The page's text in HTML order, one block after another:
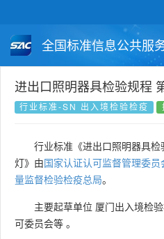
全国标准信息公共服
国家标准 行业
国外标准 技术委
进出口照明器具检验规程
行业标准-SN 出入境检验检疫
行业标准《进出口照明器具
灯》由国家认证认可监督管理委员
量监督检验检疫总局。
主要起草单位 厦门出入境检
可委员会等 。